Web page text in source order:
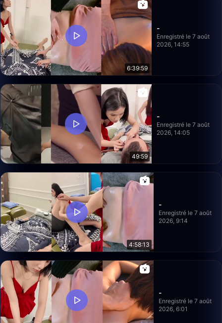
6:39:59
-
Enregistré le 7 août
2026, 14:55
49:59
-
Enregistré le 7 août
2026, 14:05
4:58:13
-
Enregistré le 7 août
2026, 9:14
-
Enregistré le 7 août
2026, 6:01